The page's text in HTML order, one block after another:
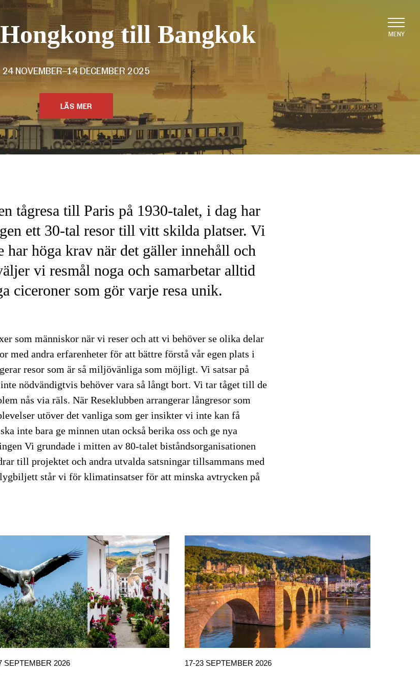
MENY
till Bangkok
24 NOVEMBER–14 DECEMBER 2025
LÄS MER
tågresa till Paris på 1930-talet, i dag har
ett 30-tal resor till vitt skilda platser. Vi
har höga krav när det gäller innehåll och
vi resmål noga och samarbetar alltid
ciceroner som gör varje resa unik.
som människor när vi reser och att vi behöver se olika delar
med andra erfarenheter för att bättre förstå vår egen plats i
resor som är så miljövänliga som möjligt. Vi satsar på
nödvändigtvis behöver vara så långt bort. Vi tar tåget till de
nås via räls. När Reseklubben arrangerar långresor som
utöver det vanliga som ger insikter vi inte kan få
inte bara ge minnen utan också berika oss och ge nya
Vi grundade i mitten av 80-talet biståndsorganisationen
till projektet och andra utvalda satsningar tillsammans med
står vi för klimatinsatser för att minska avtrycken på
SEPTEMBER 2026 17-23 SEPTEMBER 2026